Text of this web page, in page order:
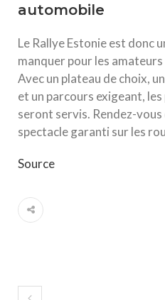
automobile
Le Rallye Estonie est donc
manquer pour les
Avec un plateau de choix,
et un parcours exigeant,
seront servis. Rendez-vous
spectacle garanti sur les
Source